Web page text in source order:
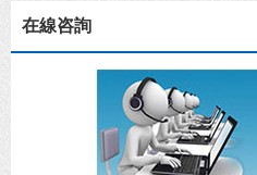
在線咨詢